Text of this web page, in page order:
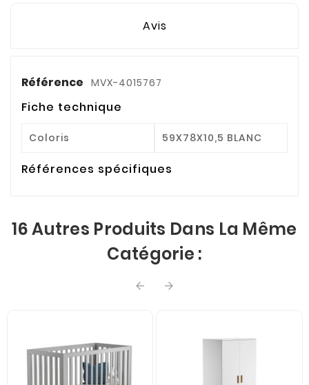
Avis
Référence MVX-4015767
Fiche technique
Coloris 59X78X10,5 BLANC
Références spécifiques
16 Autres Produits Dans La Même
Catégorie :
 